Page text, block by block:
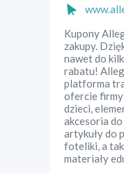
Kupony
zakupy.
nawet do
rabatu!
platforma
ofercie firmy
dzieci,
akcesoria
artykuły do
foteliki, a
materiały